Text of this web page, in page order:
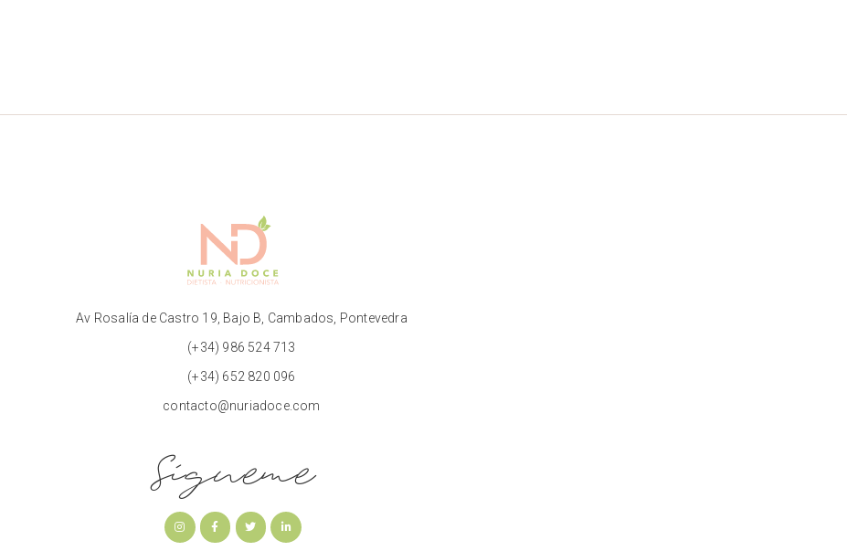
Av Rosalía de Castro 19, Bajo B, Cambados, Pontevedra
(+34) 986 524 713
(+34) 652 820 096
contacto@nuriadoce.com
Sígueme